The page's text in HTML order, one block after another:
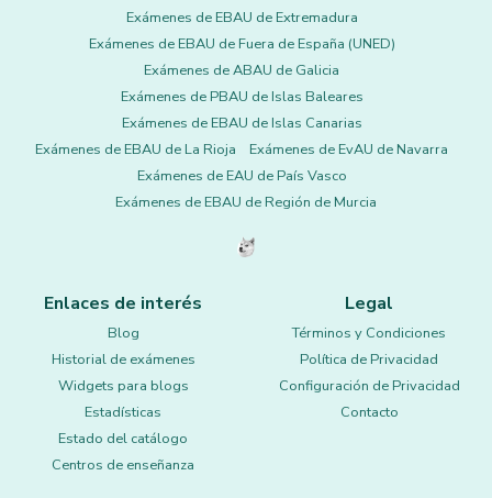
Exámenes de EBAU de Extremadura
Exámenes de EBAU de Fuera de España (UNED)
Exámenes de ABAU de Galicia
Exámenes de PBAU de Islas Baleares
Exámenes de EBAU de Islas Canarias
Exámenes de EBAU de La Rioja
Exámenes de EvAU de Navarra
Exámenes de EAU de País Vasco
Exámenes de EBAU de Región de Murcia
Enlaces de interés
Blog
Historial de exámenes
Widgets para blogs
Estadísticas
Estado del catálogo
Centros de enseñanza
Legal
Términos y Condiciones
Política de Privacidad
Configuración de Privacidad
Contacto